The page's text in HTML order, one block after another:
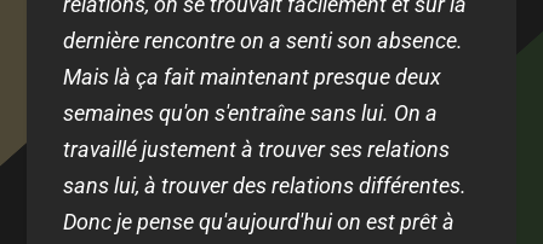
dernière rencontre on a senti son absence.
Mais là ça fait maintenant presque deux
semaines qu'on s'entraîne sans lui. On a
travaillé justement à trouver ses relations
sans lui, à trouver des relations différentes.
Donc je pense qu'aujourd'hui on est prêt à